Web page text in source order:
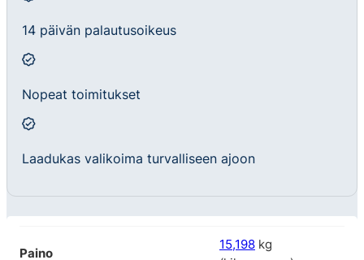
14 päivän palautusoikeus
Nopeat toimitukset
Laadukas valikoima turvalliseen ajoon
Paino
15,198 kg